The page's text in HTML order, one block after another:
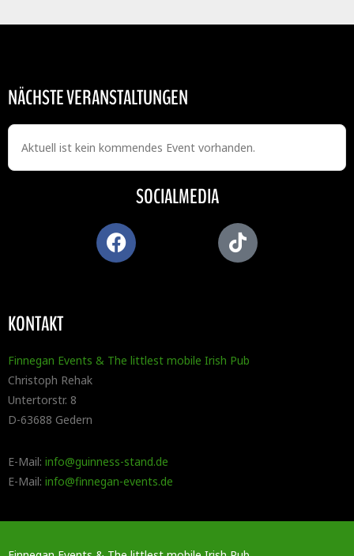
NÄCHSTE VERANSTALTUNGEN
Aktuell ist kein kommendes Event vorhanden.
SOCIALMEDIA
KONTAKT
Finnegan Events & The littlest mobile Irish Pub
Christoph Rehak
Untertorstr. 8
D-63688 Gedern
E-Mail: info@guinness-stand.de
E-Mail: info@finnegan-events.de